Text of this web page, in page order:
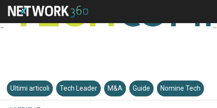
Ultimi articoli Tech Leader M&A Guide Nomine Tech